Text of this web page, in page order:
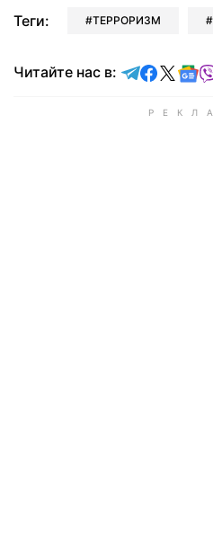
Теги: ТЕРРОРИЗМ
Читайте нас в: Читайте в